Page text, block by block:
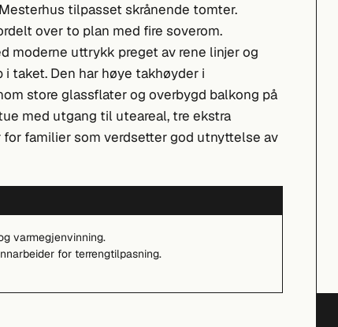
tilpasset skrånende tomter.
over to plan med fire soverom.
moderne uttrykk preget av rene linjer og
taket. Den har høye takhøyder i
store glassflater og overbygd balkong på
med utgang til uteareal, tre ekstra
familier som verdsetter god utnyttelse av
varmegjenvinning.
for terrengtilpasning.